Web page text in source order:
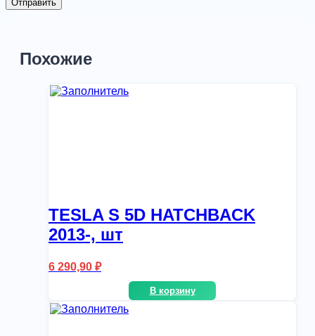
Похожие
TESLA S 5D HATCHBACK
2013-, шт
6 290,90 ₽
В корзину